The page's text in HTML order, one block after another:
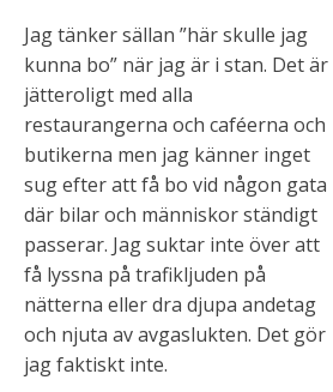
Jag tänker sällan ”här skulle jag
kunna bo” när jag är i stan. Det är
jätteroligt med alla
restaurangerna och caféerna och
butikerna men jag känner inget
sug efter att få bo vid någon gata
där bilar och människor ständigt
passerar. Jag suktar inte över att
få lyssna på trafikljuden på
nätterna eller dra djupa andetag
och njuta av avgaslukten. Det gör
jag faktiskt inte.